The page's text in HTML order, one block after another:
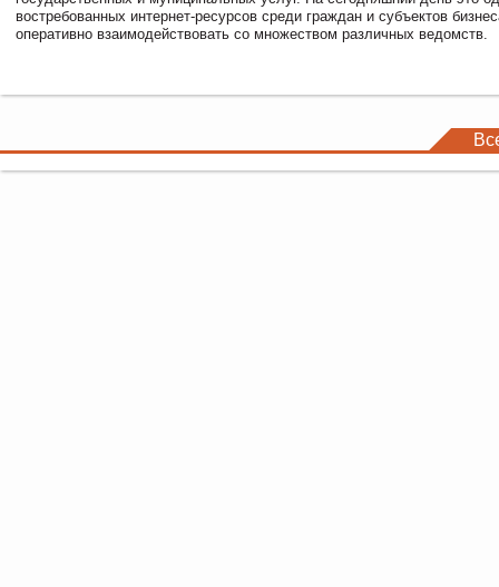
востребованных интернет-ресурсов среди граждан и субъектов
оперативно взаимодействовать со множеством различных ведомств.